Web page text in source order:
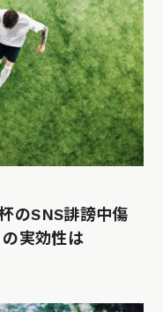
のSNS誹謗中傷
実効性は